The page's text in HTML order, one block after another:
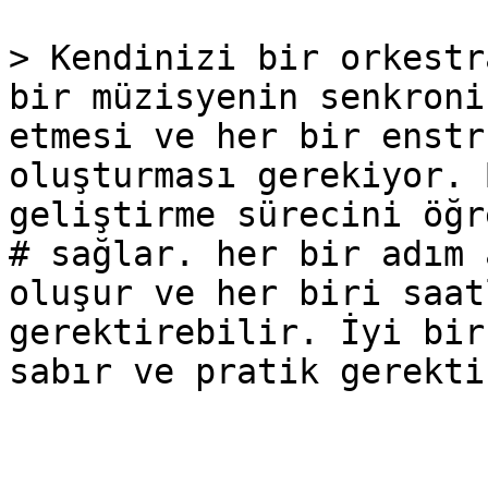
> Kendinizi bir
bir müzisyenin
etmesi ve her bir
oluşturması gerekiyor.
geliştirme sürecini
# sağlar. her bir adım
oluşur ve her biri
gerektirebilir. İyi bir
sabır ve pratik